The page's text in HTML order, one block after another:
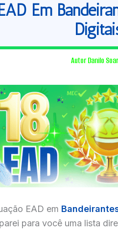
Em
Autor Danilo
EAD em
para você uma lista